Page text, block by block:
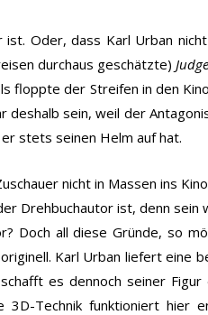
Oder, dass Karl Urban
durchaus geschätzte)
floppte der Streifen in den
sein, weil der
stets seinen Helm auf hat.
nicht in Massen ins
Drehbuchautor ist, denn sein
Doch all diese Gründe, so
Karl Urban liefert eine
es dennoch seiner Figur
Technik funktioniert hier